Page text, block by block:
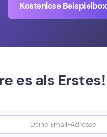
Kostenlose Beispielbox
es als Erstes!